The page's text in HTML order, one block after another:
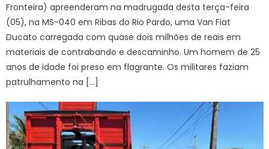
Fronteira) apreenderam na madrugada desta terça-feira
(05), na MS-040 em Ribas do Rio Pardo, uma Van Fiat
Ducato carregada com quase dois milhões de reais em
materiais de contrabando e descaminho. Um homem de 25
anos de idade foi preso em flagrante. Os militares faziam
patrulhamento na […]